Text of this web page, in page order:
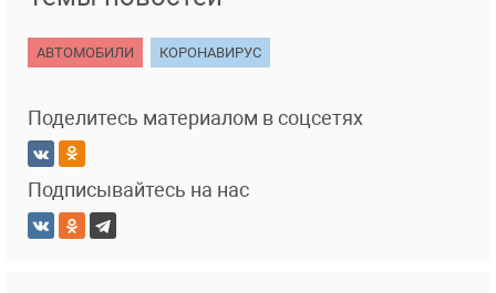
АВТОМОБИЛИ КОРОНАВИРУС
Поделитесь материалом в соцсетях
Подписывайтесь на нас